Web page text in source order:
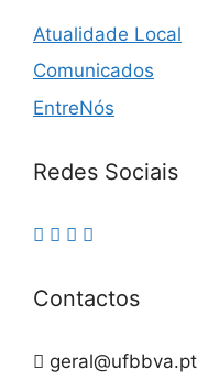
Atualidade Local
Comunicados
EntreNós
Redes Sociais
Contactos
geral@ufbbva.pt